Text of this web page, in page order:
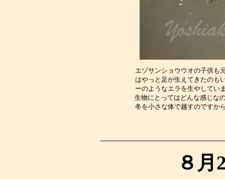
エゾサンショウウオの子供も
はやっと足が生えてきたのも
ーのようなエラを生やしてい
生物にとってはどんな感じな
冬を小さな体で越すのです
８月